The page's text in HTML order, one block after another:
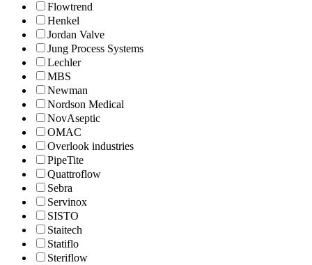
Flowtrend
Henkel
Jordan Valve
Jung Process Systems
Lechler
MBS
Newman
Nordson Medical
NovAseptic
OMAC
Overlook industries
PipeTite
Quattroflow
Sebra
Servinox
SISTO
Staitech
Statiflo
Steriflow